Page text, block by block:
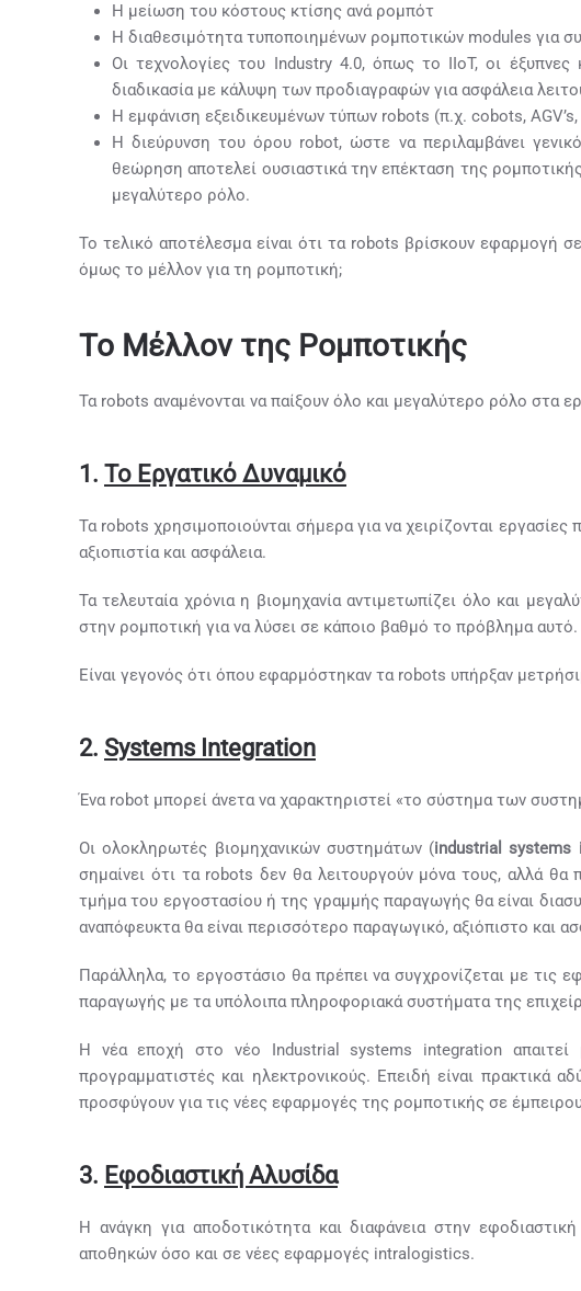
Η μείωση του κόστους κτίσης ανά ρομπότ
Η διαθεσιμότητα τυποποιημένων ρομποτικών modules για
Οι τεχνολογίες του Industry 4.0, όπως το IIoT, οι
διαδικασία με κάλυψη των προδιαγραφών για ασφάλεια
Η εμφάνιση εξειδικευμένων τύπων robots (π.χ. cobots,
Η διεύρυνση του όρου robot, ώστε να περιλαμβάνει
θεώρηση αποτελεί ουσιαστικά την επέκταση της
μεγαλύτερο ρόλο.
Το τελικό αποτέλεσμα είναι ότι τα robots βρίσκουν εφαρμογή
όμως το μέλλον για τη ρομποτική;
Το Μέλλον της Ρομποτικής
Τα robots αναμένονται να παίξουν όλο και μεγαλύτερο ρόλο στα
1. Το Εργατικό Δυναμικό
Τα robots χρησιμοποιούνται σήμερα για να χειρίζονται
αξιοπιστία και ασφάλεια.
Τα τελευταία χρόνια η βιομηχανία αντιμετωπίζει όλο και
στην ρομποτική για να λύσει σε κάποιο βαθμό το πρόβλημα αυτό.
Είναι γεγονός ότι όπου εφαρμόστηκαν τα robots υπήρξαν
2. Systems ntegration
Ένα robot μπορεί άνετα να χαρακτηριστεί «το σύστημα των
Οι ολοκληρωτές βιομηχανικών συστημάτων (industrial systems
σημαίνει ότι τα robots δεν θα λειτουργούν μόνα τους, αλλά
τμήμα του εργοστασίου ή της γραμμής παραγωγής θα είναι
αναπόφευκτα θα είναι περισσότερο παραγωγικό, αξιόπιστο και
Παράλληλα, το εργοστάσιο θα πρέπει να συγχρονίζεται με τις
παραγωγής με τα υπόλοιπα πληροφοριακά συστήματα της
Η νέα εποχή στο νέο Industrial systems integration απαιτεί
προγραμματιστές και ηλεκτρονικούς. Επειδή είναι πρακτικά
προσφύγουν για τις νέες εφαρμογές της ρομποτικής σε
3. Εφοδιαστική Αλυσίδα
Η ανάγκη για αποδοτικότητα και διαφάνεια στην
αποθηκών όσο και σε νέες εφαρμογές intralogistics.